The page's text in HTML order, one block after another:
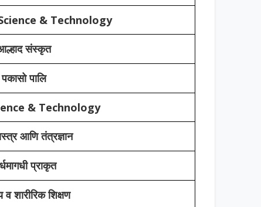
& Technology
संस्कृत
पकासो पालि
& Technology
आणि तंत्रज्ञान
प्राकृत
व शारीरिक शिक्षण